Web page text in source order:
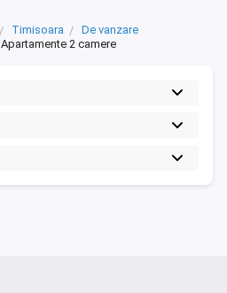
Timisoara
De vanzare
Apartamente 2 camere